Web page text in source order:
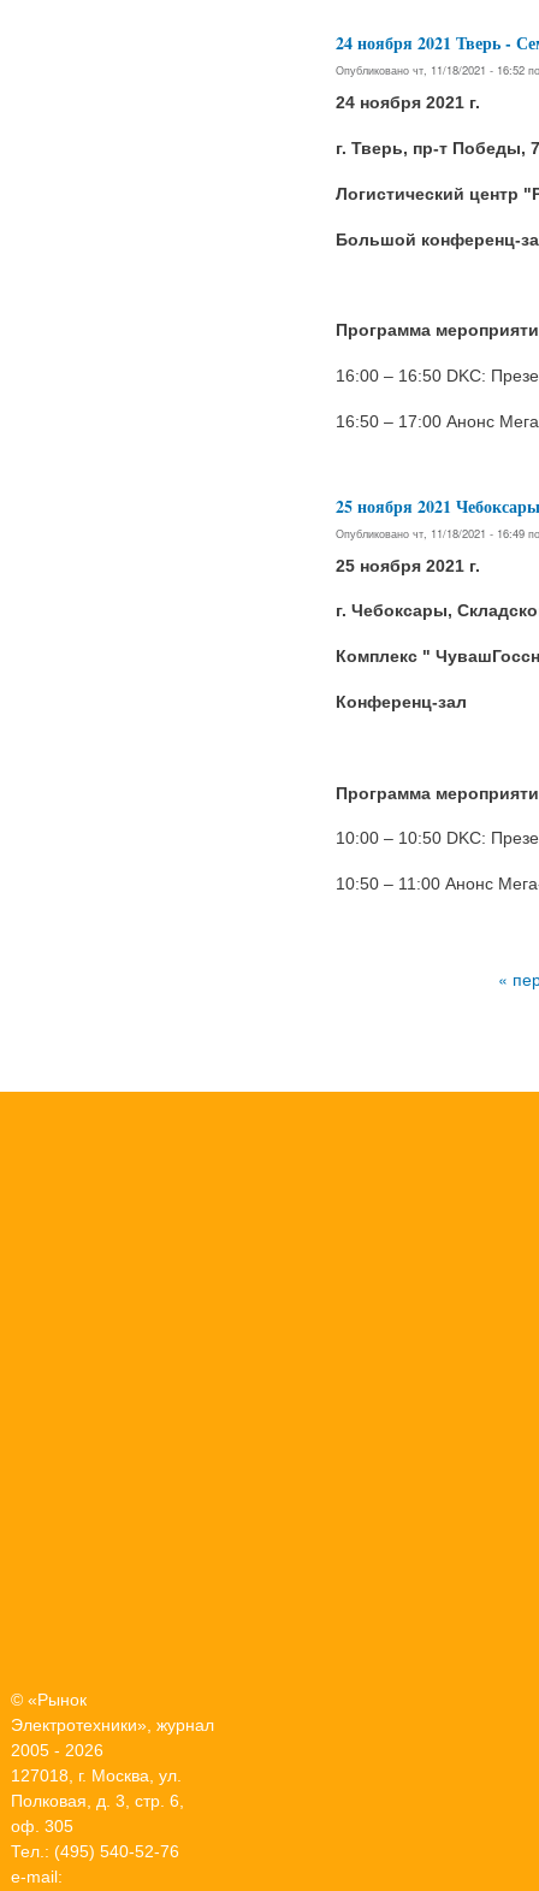
24 ноября 2021 Тверь
Опубликовано чт, 11/18/2021 - 16:52
24 ноября 2021 г.
г. Тверь, пр-т Победы,
Логистический центр
Большой конференц-
Программа
16:00 – 16:50 DKC:
16:50 – 17:00 Анонс
25 ноября 2021
Опубликовано чт, 11/18/2021 - 16:49
25 ноября 2021 г.
г. Чебоксары,
Комплекс "
Конференц-зал
Программа
10:00 – 10:50 DKC:
10:50 – 11:00 Анонс
«
© «Рынок
Электротехники», журнал
2005 - 2026
127018, г. Москва, ул.
Полковая, д. 3, стр. 6,
оф. 305
Тел.: (495) 540-52-76
e-mail: